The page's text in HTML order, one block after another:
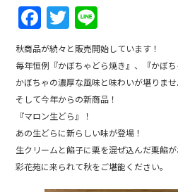
F
a
c
e
b
o
o
k
T
w
itt
er
n
e
秋商品が続々と販売開始しています！
毎年恒例『かぼちゃどら焼き』、『かぼち
かぼちゃの濃厚な風味と味わいが堪りませ
そして今年からの新商品！
『マロン生どら』！
あの生どらに新らしい味が登場！
生クリームと餡子に栗を混ぜ込んだ栗餡
彩花苑に来られて秋をご堪能ください。